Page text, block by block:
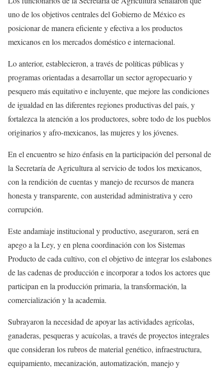
uno de los objetivos centrales del Gobierno de México es
posicionar de manera eficiente y efectiva a los productos
mexicanos en los mercados doméstico e internacional.
Lo anterior, establecieron, a través de políticas públicas y
programas orientadas a desarrollar un sector agropecuario y
pesquero más equitativo e incluyente, que mejore las condiciones
de igualdad en las diferentes regiones productivas del país, y
fortalezca la atención a los productores, sobre todo de los pueblos
originarios y afro-mexicanos, las mujeres y los jóvenes.
En el encuentro se hizo énfasis en la participación del personal de
la Secretaría de Agricultura al servicio de todos los mexicanos,
con la rendición de cuentas y manejo de recursos de manera
honesta y transparente, con austeridad administrativa y cero
corrupción.
Este andamiaje institucional y productivo, aseguraron, será en
apego a la Ley, y en plena coordinación con los Sistemas
Producto de cada cultivo, con el objetivo de integrar los eslabones
de las cadenas de producción e incorporar a todos los actores que
participan en la producción primaria, la transformación, la
comercialización y la academia.
Subrayaron la necesidad de apoyar las actividades agrícolas,
ganaderas, pesqueras y acuícolas, a través de proyectos integrales
que consideran los rubros de material genético, infraestructura,
equipamiento, mecanización, automatización, manejo y